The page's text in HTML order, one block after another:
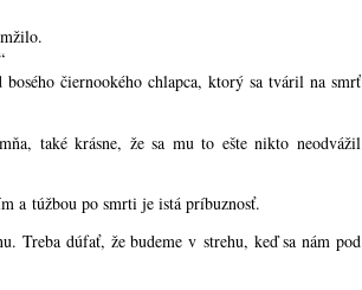
čiernookého chlapca, ktorý sa tváril na smrť
také krásne, že sa mu to ešte nikto neodvážil
a túžbou po smrti je istá príbuznosť.
Treba dúfať, že budeme v strehu, keď sa nám pod